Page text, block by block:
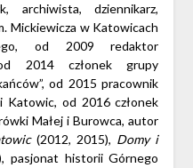
dziennikarz,
Mickiewicza w Katowicach
od 2009 redaktor
2014 członek grupy
od 2015 pracownik
Katowic, od 2016 członek
Małej i Burowca, autor
(2012, 2015), Domy i
pasjonat historii Górnego